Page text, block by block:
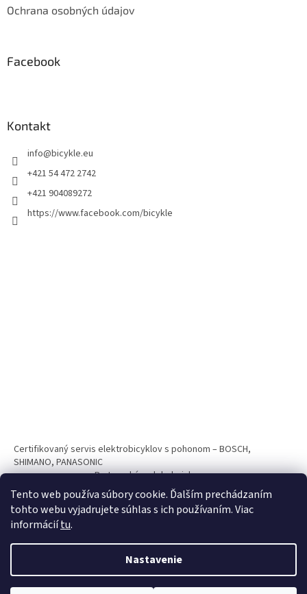
Tento web používa súbory cookie. Ďalším prechádzaním
tohto webu vyjadrujete súhlas s ich používaním. Viac
informáciítu.
Nastavenie
Ochrana osobných údajov
Facebook
Kontakt
info@bicykle.eu
+421 54 472 2742
+421 904089272
https://www.facebook.com/bicykle
Certifikovaný servis elektrobicyklov s pohonom – BOSCH,
SHIMANO, PANASONIC
Partnerský web hokejshop.eu
Vytvoril Shoptet